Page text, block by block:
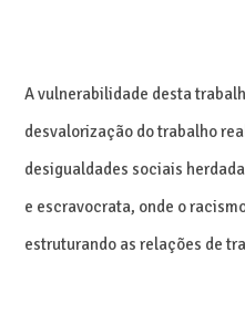
A vulnerabilidade desta
desvalorização do trabalho
desigualdades sociais
e escravocrata, onde o
estruturando as relações de